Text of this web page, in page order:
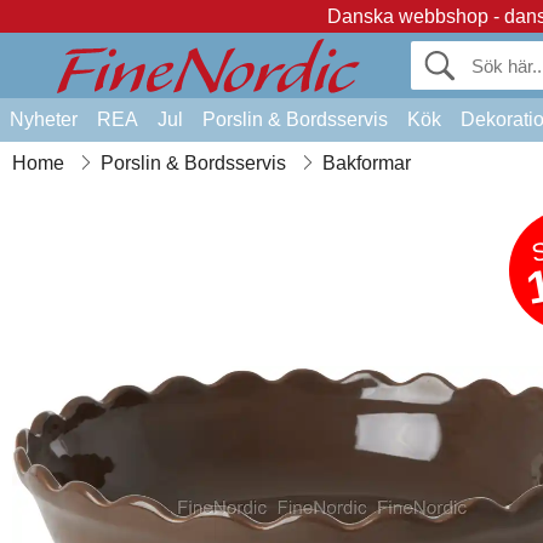
Danska webbshop -
Nyheter REA Jul Porslin & Bordsservis Kök
Home Porslin & Bordsservis Bakformar